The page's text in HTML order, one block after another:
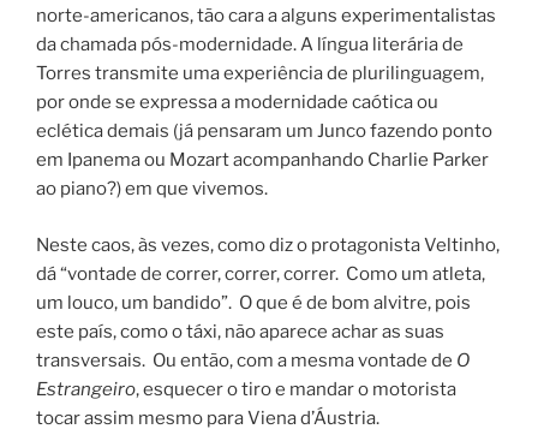
norte-americanos, tão cara a alguns experimentalistas
da chamada pós-modernidade. A língua literária de
Torres transmite uma experiência de plurilinguagem,
por onde se expressa a modernidade caótica ou
eclética demais (já pensaram um Junco fazendo ponto
em Ipanema ou Mozart acompanhando Charlie Parker
ao piano?) em que vivemos.
Neste caos, às vezes, como diz o protagonista Veltinho,
dá “vontade de correr, correr, correr. Como um atleta,
um louco, um bandido”. O que é de bom alvitre, pois
este país, como o táxi, não aparece achar as suas
transversais. Ou então, com a mesma vontade de O
Estrangeiro, esquecer o tiro e mandar o motorista
tocar assim mesmo para Viena d’Áustria.